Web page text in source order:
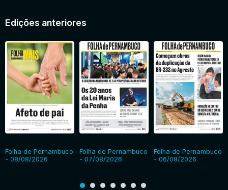
Edições anteriores
Folha de Pernambuco
- 08/08/2026
Folha de Pernambuco
- 07/08/2026
Folha de Pernambuco
- 06/08/2026